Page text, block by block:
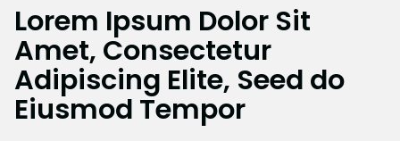
Lorem Ipsum Dolor Sit
Amet, Consectetur
Adipiscing Elite, Seed do
Eiusmod Tempor